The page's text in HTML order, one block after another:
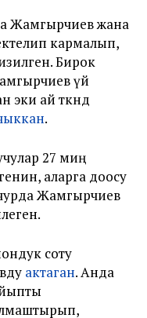
Жамгырчиев жана
кармалып,
Бирок
үй
эки ай өткөндө
.
27 миң
аларга доосу
Жамгырчиев
соту
актаган. Анда